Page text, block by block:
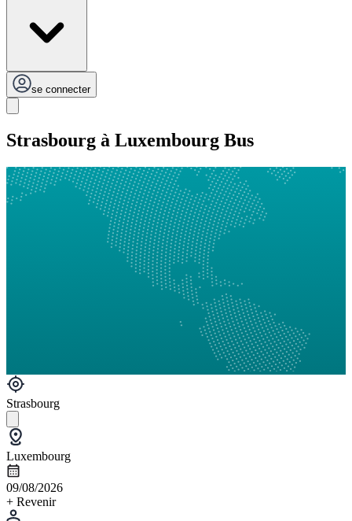
se connecter
Strasbourg à Luxembourg Bus
Strasbourg
Luxembourg
09/08/2026
+ Revenir